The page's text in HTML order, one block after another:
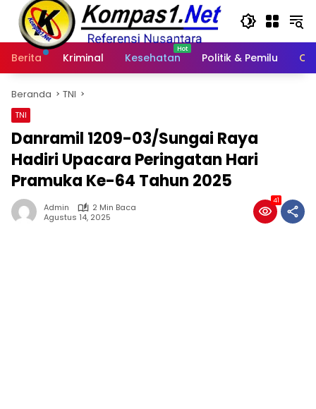
Langsung
konten
Berita
Kriminal Kesehatan Politik & Pemilu
Beranda TNI
TNI
Danramil 1209-03/Sungai Raya
Hadiri Upacara Peringatan Hari
Pramuka Ke-64 Tahun 2025
Admin
2 Min Baca
Agustus 14, 2025
41